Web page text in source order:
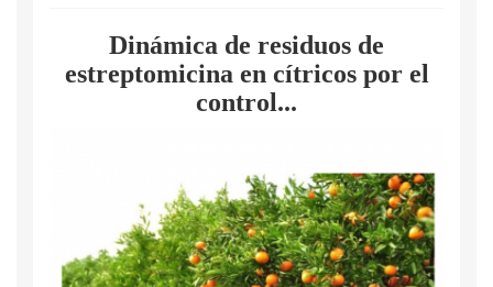
Dinámica de residuos de
estreptomicina en cítricos por el
control...